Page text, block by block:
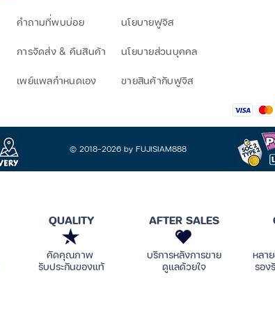
คำถามที่พบบ่อย
การจัดส่ง & คืนสินค้า
เพย์แพลกำหนดเอง
นโยบายฟูจิส
นโยบายส่วนบุคคล
ขายสินค้ากับฟูจิส
© 2018-2026 by FUJISIAM888
QUALITY
คัดคุณภาพ
รับประกันของแท้
AFTER SALES
บริการหลังการขาย
ดูแลด้วยใจ
หลา
รอง